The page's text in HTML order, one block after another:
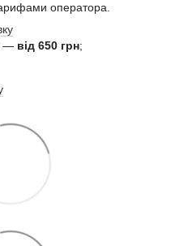
оператора.
— від 650 грн;